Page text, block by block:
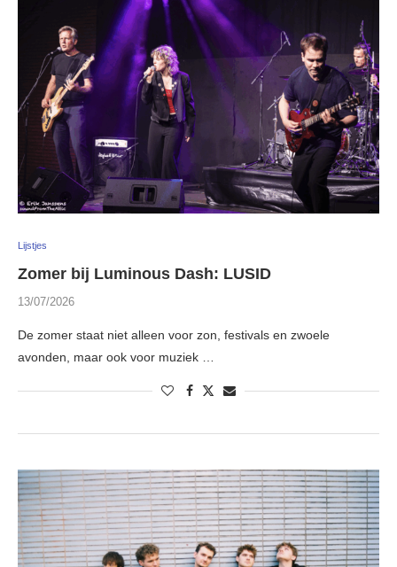
Lijstjes
Zomer bij Luminous Dash: LUSID
13/07/2026
De zomer staat niet alleen voor zon, festivals en zwoele
avonden, maar ook voor muziek …